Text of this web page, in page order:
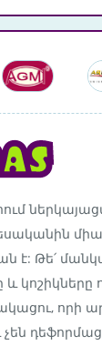
է: Թե՛
կոշիկները
որի
չեն